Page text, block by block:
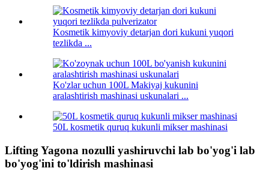
Kosmetik kimyoviy detarjan dori kukuni yuqori
tezlikda ...
Ko'zlar uchun 100L Makiyaj kukunini
aralashtirish mashinasi uskunalari ...
50L kosmetik quruq kukunli mikser mashinasi
Lifting Yagona nozulli yashiruvchi lab bo'yog'i lab
bo'yog'ini to'ldirish mashinasi